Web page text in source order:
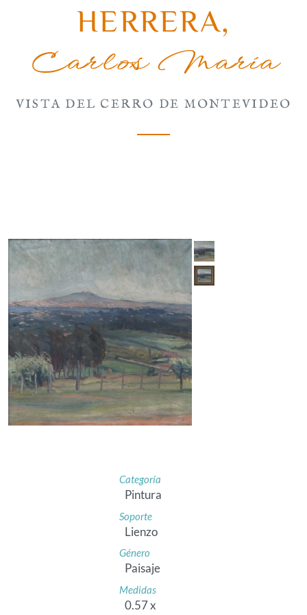
HERRERA,
Carlos María
VISTA DEL CERRO DE MONTEVIDEO
Categoría
Pintura
Soporte
Lienzo
Género
Paisaje
Medidas
0.57 x